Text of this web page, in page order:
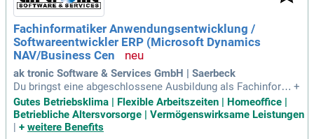
Fachinformatiker Anwendungsentwicklung /
Softwareentwickler ERP (Microsoft Dynamics
NAV/Business Cen
ak tronic Software & Services GmbH | Saerbeck
Du bringst eine abgeschlossene Ausbildung als Fachinform
atiker (Anwendungsentwicklung) oder ein Studium in Wirtsc
haftsinformatik mit. Fundierte Erfahrung in der Softwareent
wicklung sowie Kenntnisse in ERP-Systemen, besonders Mi
+
Gutes Betriebsklima | Flexible Arbeitszeiten | Homeoffice |
Betriebliche Altersvorsorge | Vermögenswirksame Leistungen
+ weitere Benefits